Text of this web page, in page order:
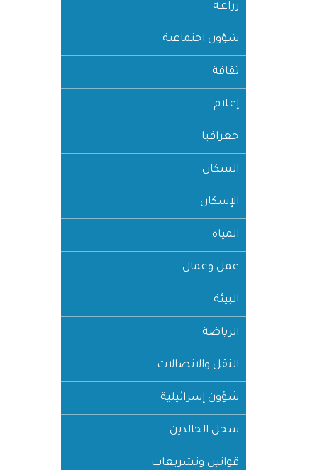
زراعـة
شؤون اجتماعية
ثقافة
إعلام
جغرافيا
السكان
الإسكان
المياه
عمل وعمال
البيئة
الرياضة
النقل والاتصالات
شؤون إسرائيلية
سجل الخالدين
قوانين وتشريعات